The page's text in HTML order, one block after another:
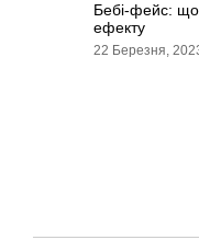
Бебі-фейс: що
ефекту
22 Березня,